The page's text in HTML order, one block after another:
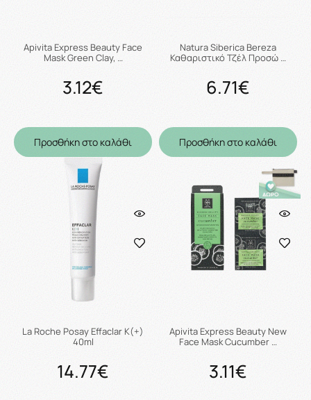
Apivita Express Beauty Face
Mask Green Clay, …
3.12€
Προσθήκη στο καλάθι
Natura Siberica Bereza
Καθαριστικό Τζέλ Προσώ …
6.71€
Προσθήκη στο καλάθι
La Roche Posay Effaclar K(+)
40ml
14.77€
Apivita Express Beauty New
Face Mask Cucumber …
3.11€